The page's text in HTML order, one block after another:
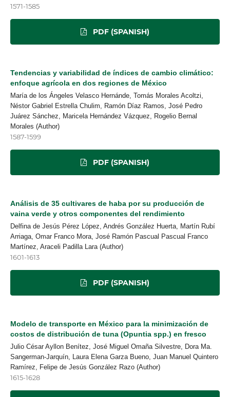
1571-1585
PDF (SPANISH)
Tendencias y variabilidad de índices de cambio climático:
enfoque agrícola en dos regiones de México
María de los Ángeles Velasco Hernánde, Tomás Morales Acoltzi,
Néstor Gabriel Estrella Chulim, Ramón Díaz Ramos, José Pedro
Juárez Sánchez, Maricela Hernández Vázquez, Rogelio Bernal
Morales (Author)
1587-1599
PDF (SPANISH)
Análisis de 35 cultivares de haba por su producción de
vaina verde y otros componentes del rendimiento
Delfina de Jesús Pérez López, Andrés González Huerta, Martín Rubí
Arriaga, Omar Franco Mora, José Ramón Pascual Pascual Franco
Martínez, Araceli Padilla Lara (Author)
1601-1613
PDF (SPANISH)
Modelo de transporte en México para la minimización de
costos de distribución de tuna (Opuntia spp.) en fresco
Julio César Ayllon Benítez, José Miguel Omaña Silvestre, Dora Ma.
Sangerman-Jarquín, Laura Elena Garza Bueno, Juan Manuel Quintero
Ramírez, Felipe de Jesús González Razo (Author)
1615-1628